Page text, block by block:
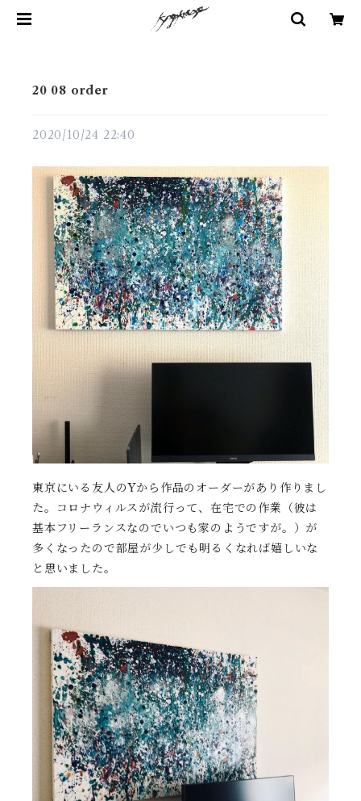
20 08 order
2020/10/24 22:40
東京にいる友人のYから作品のオーダーがあり作りまし
た。コロナウィルスが流行って、在宅での作業（彼は
基本フリーランスなのでいつも家のようですが。）が
多くなったので部屋が少しでも明るくなれば嬉しいな
と思いました。